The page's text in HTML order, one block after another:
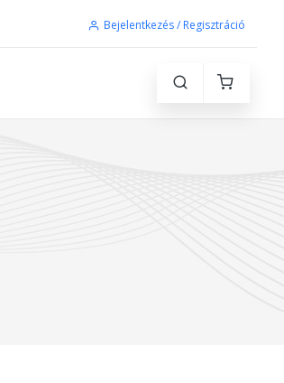
Bejelentkezés / Regisztráció